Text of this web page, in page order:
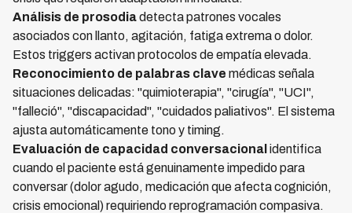
Análisis de prosodiadetecta patrones vocales
asociados con llanto, agitación, fatiga extrema o dolor.
Estos triggers activan protocolos de empatía elevada.
Reconocimiento de palabras clave médicas señala
situaciones delicadas: "quimioterapia", "cirugía", "UCI",
"falleció", "discapacidad", "cuidados paliativos". El sistema
ajusta automáticamente tono y timing.
Evaluación de capacidad conversacional identifica
cuando el paciente está genuinamente impedido para
conversar (dolor agudo, medicación que afecta cognición,
crisis emocional) requiriendo reprogramación compasiva.